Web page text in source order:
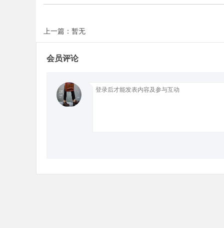
Bo
上一篇：暂无
会员评论